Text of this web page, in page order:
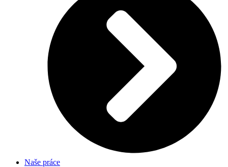
Naše práce